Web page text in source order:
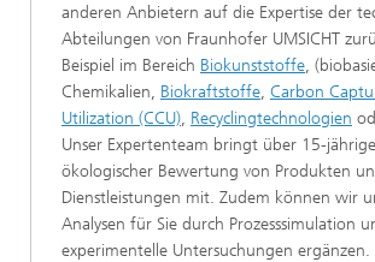
anderen Anbietern auf die Expertise der
Abteilungen von Fraunhofer UMSICHT
Beispiel im Bereich Biokunststoffe,
Chemikalien, Biokraftstoffe, Carbon
Utilization (CCU), Recyclingtechnologien
Unser Expertenteam bringt über 15-
ökologischer Bewertung von Produkten
Dienstleistungen mit. Zudem können wir
Analysen für Sie durch Prozesssimulation
experimentelle Untersuchungen ergänzen.